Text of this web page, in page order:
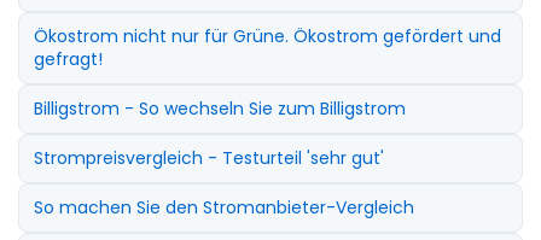
Ökostrom nicht nur für Grüne. Ökostrom gefördert und
gefragt!
Billigstrom - So wechseln Sie zum Billigstrom
Strompreisvergleich - Testurteil 'sehr gut'
So machen Sie den Stromanbieter-Vergleich